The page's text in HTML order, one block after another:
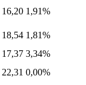
16,20 1,91%
18,54 1,81%
17,37 3,34%
22,31 0,00%